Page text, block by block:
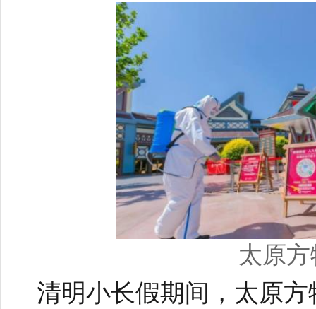
太原
清明小长假期间，太原